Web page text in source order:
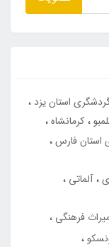
استان یزد
کرمانشاه
استان فارس
آلماتی
فرهنگی